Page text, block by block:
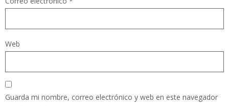
Web
Guarda mi nombre, correo electrónico y web en este navegador